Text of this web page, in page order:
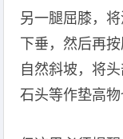
另一腿屈膝，
下垂，然后再
自然斜坡，将
石头等作垫高物